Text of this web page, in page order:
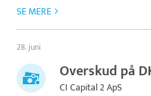
SE MERE
28. juni
Overskud på
CI Capital 2 ApS